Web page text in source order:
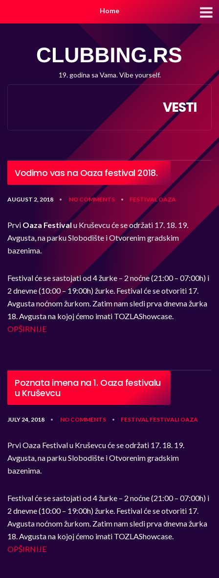
Home
19. godina sa Vama. Vibe yourself.
VESTI
Vodimo vas na Oaza festival 2018.
AUGUST 2, 2018 • NO COMMENTS • FESTIVALOAZA
Prvi Oaza Festivalu Kruševcu će se održati 17. 18. 19.
Avgusta, na parku Slobodište i Otvorenim gradskim
bazenima.
Festival će se sastojati od 4 žurke – 2 noćne (21:00 – 07:00h) i
2 dnevne (10:00 – 19:00h) žurke. Festival će se otvoriti 17.
Avgusta noćnom žurkom. Zatim nam sledi prva dnevna žurka
18. Avgusta na kojoj ćemo imati TOZLAShowcase.
OPŠIRNIJE
Poznata imena na 1. Oaza festivalu
u Kruševcu
JULY 24, 2018 • NO COMMENTS • FESTIVAL FESTIVALI OAZA
Prvi Oaza Festival u Kruševcu će se održati 17. 18. 19.
Avgusta, na parku Slobodište i Otvorenim gradskim
bazenima.
Festival će se sastojati od 4 žurke – 2 noćne (21:00 – 07:00h) i
2 dnevne (10:00 – 19:00h) žurke. Festival će se otvoriti 17.
Avgusta noćnom žurkom. Zatim nam sledi prva dnevna žurka
18. Avgusta na kojoj ćemo imati TOZLAShowcase.
OPŠIRNIJE